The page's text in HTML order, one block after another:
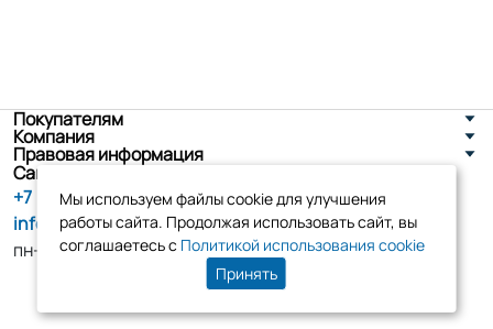
Покупателям
Компания
Правовая информация
Санкт-Петербург, ул. Новоселов д. 8
+7 (800) 555-86-90
info@tk-elko.ru
пн-пт, 10:00 - 18:00
Мы используем файлы cookie для улучшения
работы сайта. Продолжая использовать сайт, вы
соглашаетесь с Политикой использования cookie
Принять